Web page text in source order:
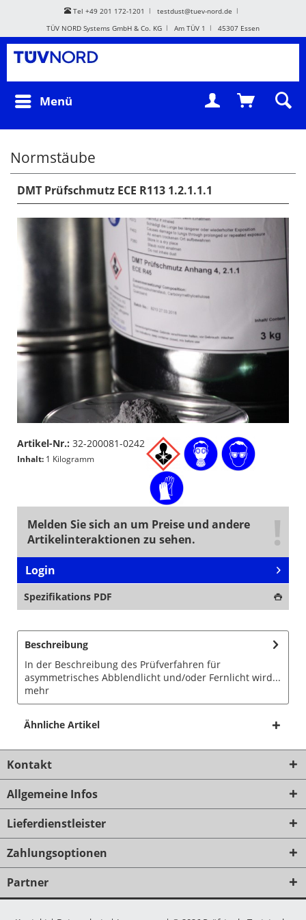
Tel +49 201 172-1201
testdust@tuev-nord.de
TÜV NORD Systems GmbH & Co. KG
Am TÜV 1 45307 Essen
Menü
Normstäube
DMT Prüfschmutz ECE R113 1.2.1.1.1
Artikel-Nr.: 32-200081-0242
Inhalt: 1 Kilogramm
Melden Sie sich an um Preise und andere
Artikelinteraktionen zu sehen.
Login
Spezifikations PDF
Beschreibung
In der Beschreibung des Prüfverfahren für
asymmetrisches Abblendlicht und/oder Fernlicht wird...
mehr
Ähnliche Artikel
Kontakt
Allgemeine Infos
Lieferdienstleister
Zahlungsoptionen
Partner